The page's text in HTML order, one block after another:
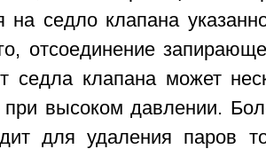
на седло клапана
отсоединение
седла клапана может
при высоком давлении.
для удаления паров